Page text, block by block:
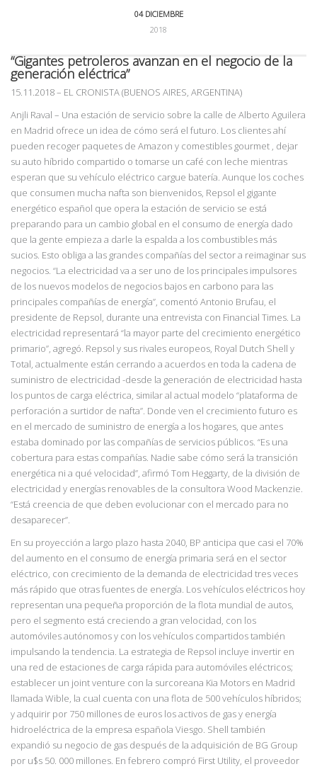
04 DICIEMBRE
2018
“Gigantes petroleros avanzan en el negocio de la
generación eléctrica”
15.11.2018– EL CRONISTA (BUENOS AIRES, ARGENTINA)
Anjli Raval – Una estación de servicio sobre la calle de Alberto Aguilera
en Madrid ofrece un idea de cómo será el futuro. Los clientes ahí
pueden recoger paquetes de Amazon y comestibles gourmet , dejar
su auto híbrido compartido o tomarse un café con leche mientras
esperan que su vehículo eléctrico cargue batería. Aunque los coches
que consumen mucha nafta son bienvenidos, Repsol el gigante
energético español que opera la estación de servicio se está
preparando para un cambio global en el consumo de energía dado
que la gente empieza a darle la espalda a los combustibles más
sucios. Esto obliga a las grandes compañías del sector a reimaginar sus
negocios. “La electricidad va a ser uno de los principales impulsores
de los nuevos modelos de negocios bajos en carbono para las
principales compañías de energía”, comentó Antonio Brufau, el
presidente de Repsol, durante una entrevista con Financial Times. La
electricidad representará “la mayor parte del crecimiento energético
primario”, agregó. Repsol y sus rivales europeos, Royal Dutch Shell y
Total, actualmente están cerrando a acuerdos en toda la cadena de
suministro de electricidad -desde la generación de electricidad hasta
los puntos de carga eléctrica, similar al actual modelo “plataforma de
perforación a surtidor de nafta”. Donde ven el crecimiento futuro es
en el mercado de suministro de energía a los hogares, que antes
estaba dominado por las compañías de servicios públicos. “Es una
cobertura para estas compañías. Nadie sabe cómo será la transición
energética ni a qué velocidad”, afirmó Tom Heggarty, de la división de
electricidad y energías renovables de la consultora Wood Mackenzie.
“Está creencia de que deben evolucionar con el mercado para no
desaparecer”.
En su proyección a largo plazo hasta 2040, BP anticipa que casi el 70%
del aumento en el consumo de energía primaria será en el sector
eléctrico, con crecimiento de la demanda de electricidad tres veces
más rápido que otras fuentes de energía. Los vehículos eléctricos hoy
representan una pequeña proporción de la flota mundial de autos,
pero el segmento está creciendo a gran velocidad, con los
automóviles autónomos y con los vehículos compartidos también
impulsando la tendencia. La estrategia de Repsol incluye invertir en
una red de estaciones de carga rápida para automóviles eléctricos;
establecer un joint venture con la surcoreana Kia Motors en Madrid
llamada Wible, la cual cuenta con una flota de 500 vehículos híbridos;
y adquirir por 750 millones de euros los activos de gas y energía
hidroeléctrica de la empresa española Viesgo. Shell también
expandió su negocio de gas después de la adquisición de BG Group
por u$s 50. 000 millones. En febrero compró First Utility, el proveedor